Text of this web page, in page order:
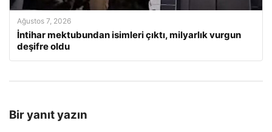
Ağustos 7, 2026
İntihar mektubundan isimleri çıktı, milyarlık vurgun
deşifre oldu
Bir yanıt yazın